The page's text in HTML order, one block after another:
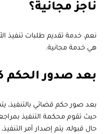
ناجز مجانية؟
نعم، خدمة تقديم طلبات تنفيذ
هي خدمة مجانية.
بعد صدور الحكم
بعد صور حكم قضائي بالتنفيذ،
حيث تقوم محكمة التنفيذ
حال قبوله، يتم إصدار أمر